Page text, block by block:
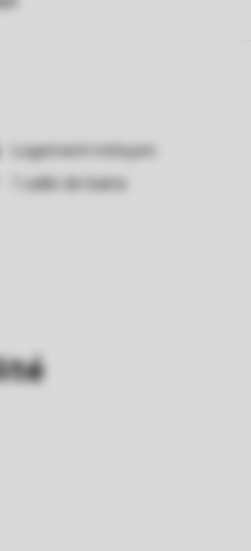
Logement mitoyen
1 salle de bains